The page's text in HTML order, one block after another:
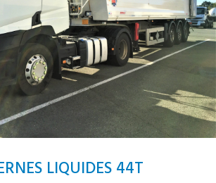
LIQUIDES 44T